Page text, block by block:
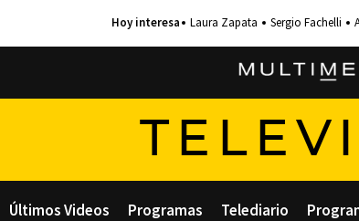
Laura Zapata Sergio Fachelli
Últimos Videos Programas Telediario